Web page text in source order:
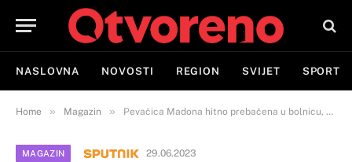
NASLOVNA NOVOSTI REGION SVIJET SPORT
Home » Magazin » Pevačica Madona hitno prebačena u bolnicu, nađena bez svesti, odložena svetska turneja
MAGAZIN 29.06.2023